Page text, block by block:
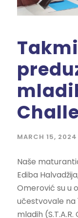
MARCH 15, 2024
Naše
Ediba
Omerović su u
učestvovale na
mladih